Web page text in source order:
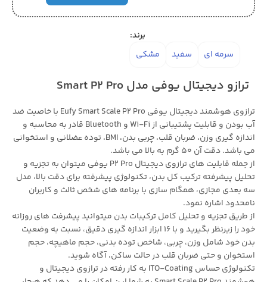
برند:
سرمه ای
سفید مشکی
ترازو دیجیتال یوفی مدل Smart P2 Pro
ترازوی هوشمند دیجیتال یوفی Eufy Smart Scale P2 Pro با خاصیت ضد
آب بودن و قابلیت پشتیبانی از Wi-Fi و Bluetooth قادر به محاسبه و
اندازه گیری وزن، ضربان قلب، چربی بدن، BMI، توده عضلانی و استخوانی
می باشد. دقت آن 50 گرم به بالا می باشد.
از جمله قابلیت های ترازوی دیجیتال P2 Pro یوفی میتوان به تجزیه و
تحلیل پیشرفته ترکیب کل بدن، تکنولوژی پیشرفته برای دقت بالا، مدل
سه بعدی مجازی، همگام سازی با برنامه های شخص ثالث و کاربران
نامحدود اشاره نمود.
از طریق تجزیه و تحلیل کامل ترکیبات بدن میتوانید پیشرفت های روزانه
خود را زیرنظر بگیرید و با 16 ابزار اندازه گیری دقیق، نسبت به وضعیت
بدن خود شامل وزن، چربی، شاخص توده بدنی، حجم ماهیچه، حجم
استخوان و حتی ضربان قلب در حالت ساکن، آگاه شوید.
تکنولوژی حساس ITO-Coating به کار رفته در ترازوی دیجیتال و